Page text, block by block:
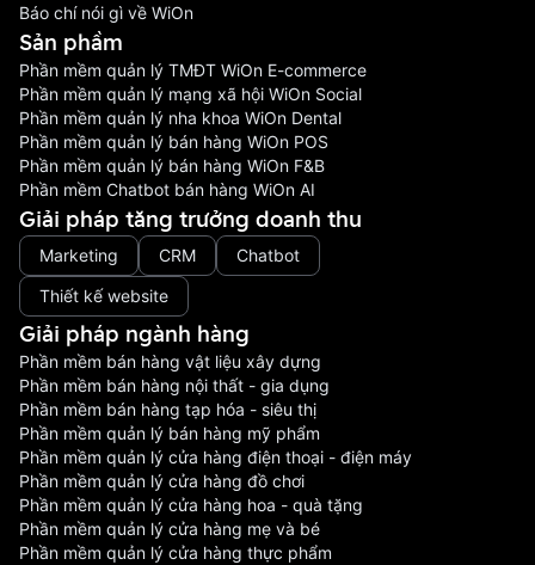
Báo chí nói gì về WiOn
Sản phầm
Phần mềm quản lý TMĐT WiOn E-commerce
Phần mềm quản lý mạng xã hội WiOn Social
Phần mềm quản lý nha khoa WiOn Dental
Phần mềm quản lý bán hàng WiOn POS
Phần mềm quản lý bán hàng WiOn F&B
Phần mềm Chatbot bán hàng WiOn AI
Giải pháp tăng trưởng doanh thu
Marketing CRM
Chatbot
Thiết kế website
Giải pháp ngành hàng
Phần mềm bán hàng vật liệu xây dựng
Phần mềm bán hàng nội thất - gia dụng
Phần mềm bán hàng tạp hóa - siêu thị
Phần mềm quản lý bán hàng mỹ phẩm
Phần mềm quản lý cửa hàng điện thoại - điện máy
Phần mềm quản lý cửa hàng đồ chơi
Phần mềm quản lý cửa hàng hoa - quà tặng
Phần mềm quản lý cửa hàng mẹ và bé
Phần mềm quản lý cửa hàng thực phẩm